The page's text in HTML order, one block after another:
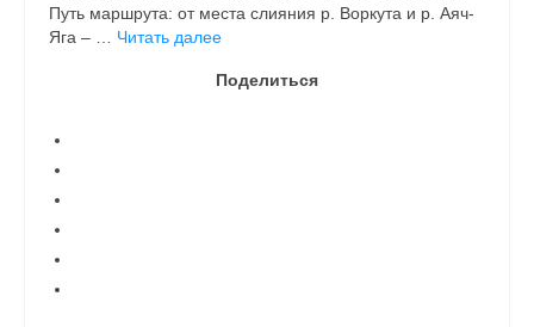
Путь маршрута: от места слияния р. Воркута и р. Аяч-
Яга – … Читать далее
Поделиться